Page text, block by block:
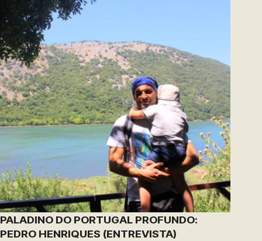
PALADINO DO PORTUGAL PROFUNDO:
PEDRO HENRIQUES (ENTREVISTA)